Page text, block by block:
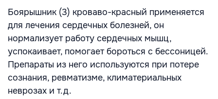
Боярышник (3) кроваво-красный применяется
для лечения сердечных болезней, он
нормализует работу сердечных мышц,
успокаивает, помогает бороться с бессоницей.
Препараты из него используются при потере
сознания, ревматизме, климатериальных
неврозах и т.д.